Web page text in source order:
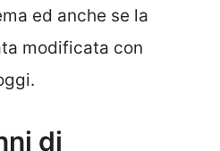
ed anche se la
modificata con
di